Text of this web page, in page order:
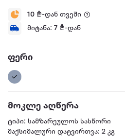
10 ₾-დან თვეში
მიტანა: 7 ₾-დან
ფერი
მოკლე აღწერა
ტიპი: სამზარეულოს სასწორი
მაქსიმალური დატვირთვა: 2 კგ